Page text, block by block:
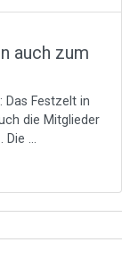
auch zum
Festzelt in
die Mitglieder
...